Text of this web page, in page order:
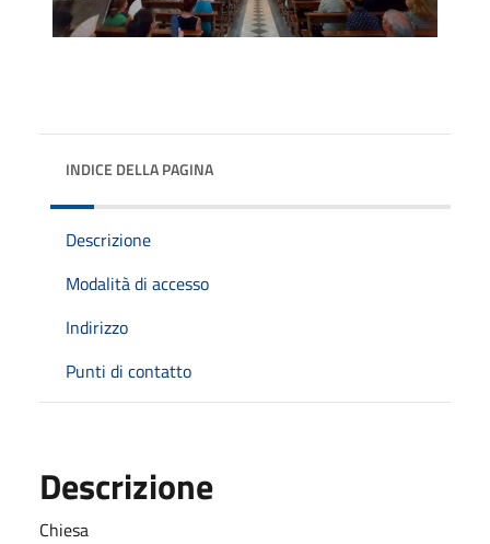
INDICE DELLA PAGINA
Descrizione
Modalità di accesso
Indirizzo
Punti di contatto
Descrizione
Chiesa